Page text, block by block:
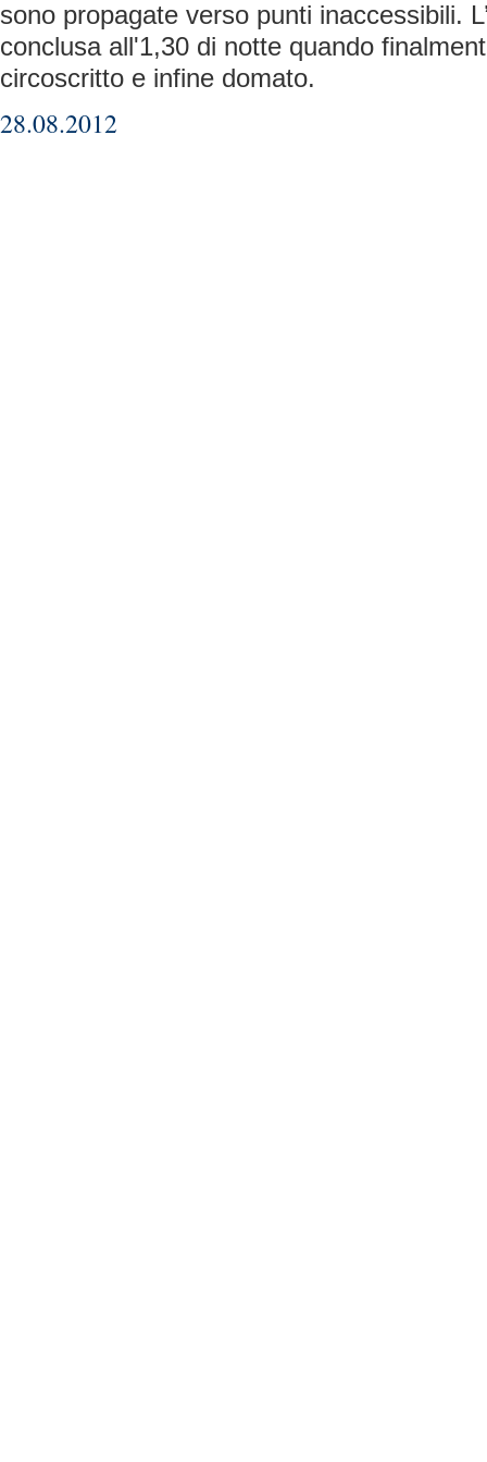
sono propagate verso punti inaccessibili.
conclusa all'1,30 di notte quando
circoscritto e infine domato.
28.08.2012